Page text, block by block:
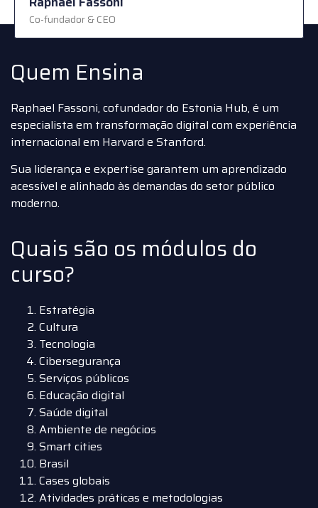
Co-fundador & CEO
Quem Ensina
Raphael Fassoni, cofundador do Estonia Hub, é um
especialista em transformação digital com experiência
internacional em Harvard e Stanford.
Sua liderança e expertise garantem um aprendizado
acessível e alinhado às demandas do setor público
moderno.
Quais são os módulos do
curso?
Estratégia
Cultura
Tecnologia
Cibersegurança
Serviços públicos
Educação digital
Saúde digital
Ambiente de negócios
Smart cities
Brasil
Cases globais
Atividades práticas e metodologias